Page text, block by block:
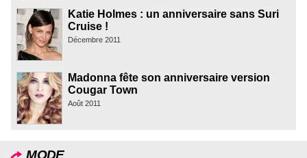
Katie Holmes : un anniversaire sans Suri
Cruise !
Décembre 2011
Madonna fête son anniversaire version
Cougar Town
Août 2011
MODE